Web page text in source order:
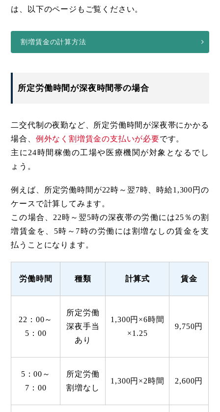
は、以下のページもご覧ください。
割増賃金の計算方法
所定労働時間が深夜時間帯の場合
二交代制の夜勤など、所定労働時間が深夜帯にかかる
場合、 例外なく割増賃金の支払いが必要です。
主に24時間稼働の工場や医療機関が対象となるでし
ょう。
例えば、所定労働時間が22時～翌7時、時給1,300円の
ケースで計算してみます。
この場合、22時～翌5時の深夜帯の労働には25％の割
増賃金を、5時～7時の労働には割増なしの賃金を支
払うことになります。
労働時間 種類 計算式 賃金
22：00～
5：00
所定労働
深夜手当
あり
1,300円×6時間
×1.25
9,750円
5：00～
7：00
所定労働
割増なし
1,300円×2時間 2,600円